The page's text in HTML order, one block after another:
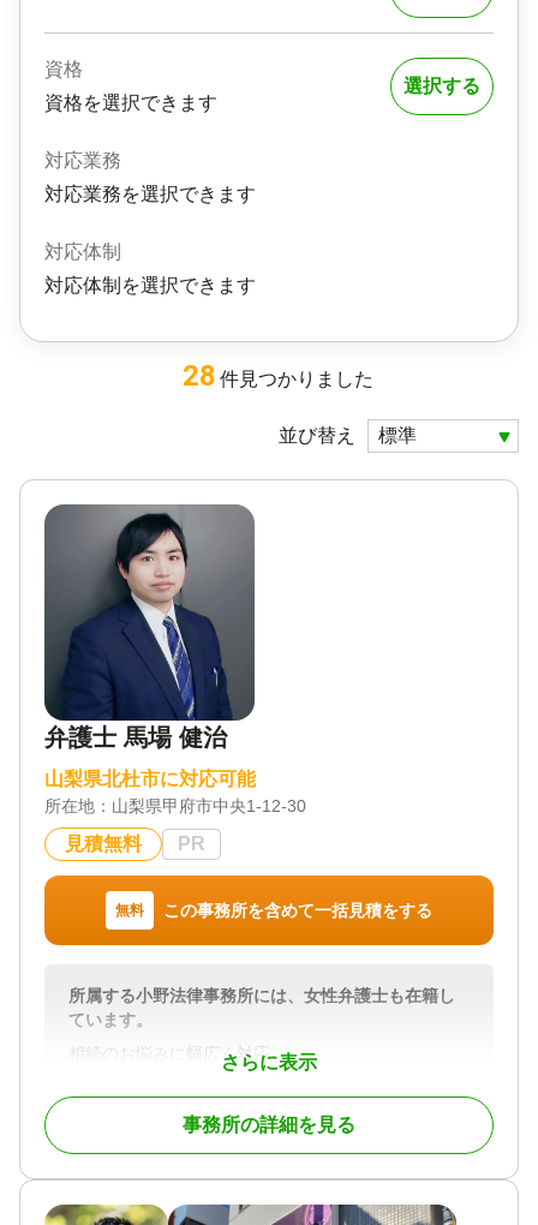
資格
資格を選択できます
対応業務
対応業務を選択できます
対応体制
対応体制を選択できます
選択する
28 件見つかりました
並び替え
弁護士 馬場 健治
山梨県北杜市に対応可能
所在地： 山梨県甲府市中央1-12-30
見積無料 PR
無料 この事務所を含めて一括見積をする
さらに表示
所属する小野法律事務所には、女性弁護士も在籍し
ています。
相続のお悩みに幅広く対応
━━━━━━━━━━━━━━━━━━━
「親族と話したくない」「どこまでが相続人かわか
らない」など、相続に関するお悩みはさまざまで
す。
事務所の詳細を見る